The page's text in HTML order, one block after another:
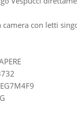
camera con letti